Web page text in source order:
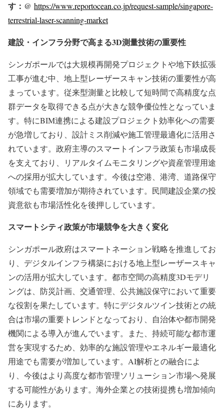
す：@ https://www.reportocean.co.jp/request-sample/singapore-
terrestrial-laser-scanning-market
建設・インフラ分野で高まる3D測量技術の重要性
シンガポールでは大規模再開発プロジェクトや地下鉄拡張
工事が進む中、地上型レーザースキャン技術の重要性が高
まっています。従来型測量と比較して短時間で高精度な点
群データを取得できる点が大きな競争優位性となっていま
す。特にBIM連携による建設プロジェクト効率化への需要
が急増しており、設計ミス削減や施工管理最適化に活用さ
れています。政府主導のスマートインフラ政策も市場成長
を支えており、リアルタイムモニタリングや資産管理用途
への採用が拡大しています。今後は空港、港湾、道路保守
領域でも需要増加が期待されています。民間建設企業の投
資意欲も市場活性化を後押ししています。
スマートシティ政策が市場競争を大きく変化
シンガポール政府はスマートネーション戦略を推進してお
り、デジタルインフラ構築における地上型レーザースキャ
ンの活用が拡大しています。都市空間の高精度3Dモデリ
ングは、防災計画、交通管理、公共施設保守において重要
な役割を果たしています。特にデジタルツイン技術との統
合は市場の重要トレンドとなっており、自治体や都市開発
機関による導入が進んでいます。また、持続可能な都市運
営を実現するため、効率的な施設管理やエネルギー最適化
用途でも需要が増加しています。AI解析との融合によ
り、今後はより高度な都市管理ソリューション市場へ発展
する可能性があります。海外企業との技術提携も増加傾向
にあります。